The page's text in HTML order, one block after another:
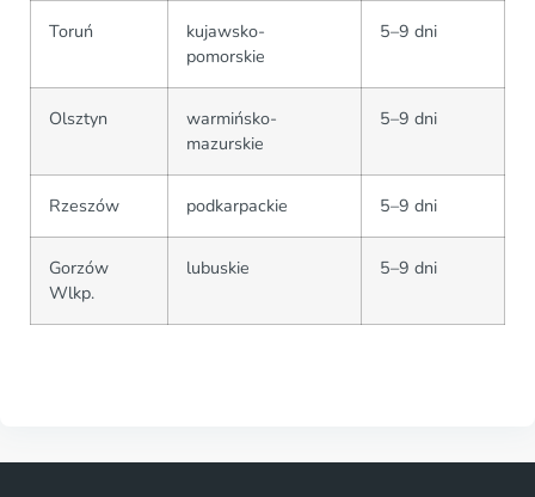
Toruń
kujawsko-
pomorskie
5–9 dni
Olsztyn
warmińsko-
mazurskie
5–9 dni
Rzeszów podkarpackie 5–9 dni
Gorzów
Wlkp.
lubuskie 5–9 dni